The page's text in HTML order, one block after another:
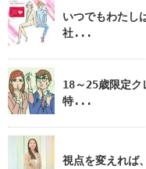
いつでもわたし
社...
18～25歳限定ク
特...
視点を変えれ